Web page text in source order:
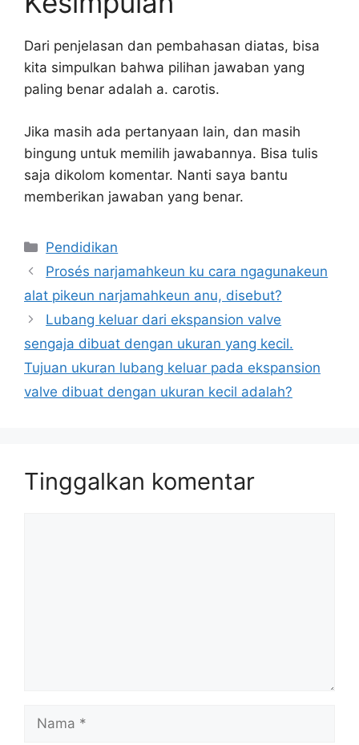
Dari penjelasan dan pembahasan diatas, bisa
kita simpulkan bahwa pilihan jawaban yang
paling benar adalah a. carotis.
Jika masih ada pertanyaan lain, dan masih
bingung untuk memilih jawabannya. Bisa tulis
saja dikolom komentar. Nanti saya bantu
memberikan jawaban yang benar.
Kategori
Pendidikan
Prosés narjamahkeun ku cara ngagunakeun
alat pikeun narjamahkeun anu, disebut?
Lubang keluar dari ekspansion valve
sengaja dibuat dengan ukuran yang kecil.
Tujuan ukuran lubang keluar pada ekspansion
valve dibuat dengan ukuran kecil adalah?
Tinggalkan komentar